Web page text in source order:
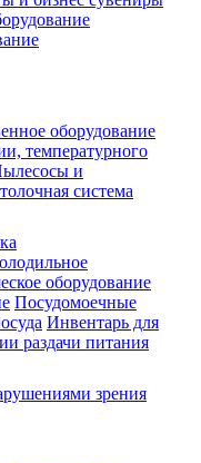
оборудование
температурного
и
система
оборудование
Посудомоечные
Инвентарь для
раздачи питания
зрения